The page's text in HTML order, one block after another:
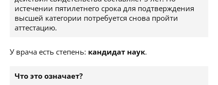
истечении пятилетнего срока для подтверждения
высшей категории потребуется снова пройти
аттестацию.
У врача есть степень: кандидат наук.
Что это означает?